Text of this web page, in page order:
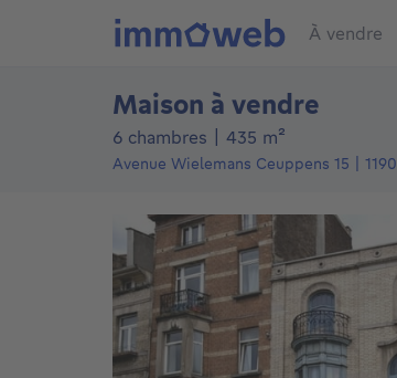
À vendre
Maison à vendre
6 chambres 435 m²
Avenue Wielemans Ceuppens 15 1190